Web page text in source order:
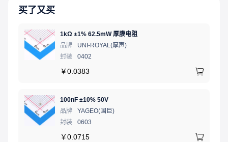
买了又买
1kΩ ±1% 62.5mW 厚膜电阻
品牌
UNI-ROYAL(厚声)
封装
0402
￥0.0383
100nF ±10% 50V
品牌
YAGEO(国巨)
封装
0603
￥0.0715